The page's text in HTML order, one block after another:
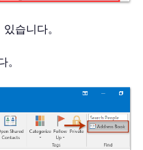
습니다。